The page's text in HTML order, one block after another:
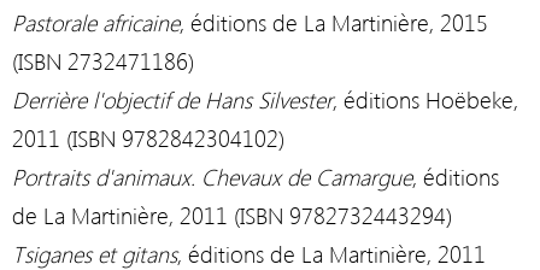
Pastorale africaine, éditions de La Martinière, 2015
(ISBN 2732471186)
Derrière l'objectif de Hans Silvester, éditions Hoëbeke,
2011 (ISBN 9782842304102)
Portraits d'animaux. Chevaux de Camargue, éditions
de La Martinière, 2011 (ISBN 9782732443294)
Tsiganes et gitans, éditions de La Martinière, 2011